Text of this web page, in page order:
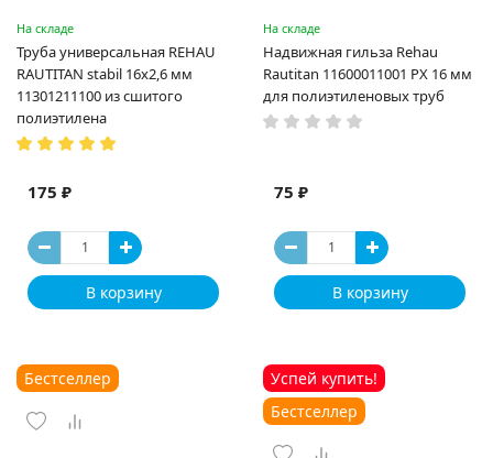
На складе
Труба универсальная REHAU
RAUTITAN stabil 16х2,6 мм
11301211100 из сшитого
полиэтилена
175 ₽
В корзину
На складе
Надвижная гильза Rehau
Rautitan 11600011001 PX 16 мм
для полиэтиленовых труб
75 ₽
В корзину
Бестселлер
Успей купить!
Бестселлер